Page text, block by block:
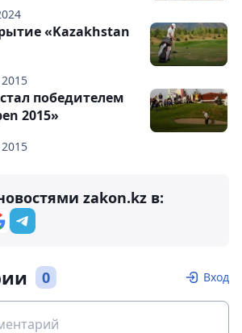
«Kazakhstan
победителем
2015»
zakon.kz в:
0 Вход